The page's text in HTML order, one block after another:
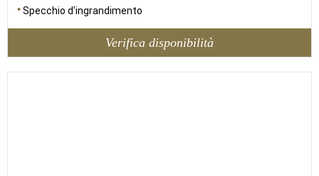
Specchio d'ingrandimento
Verifica disponibilità